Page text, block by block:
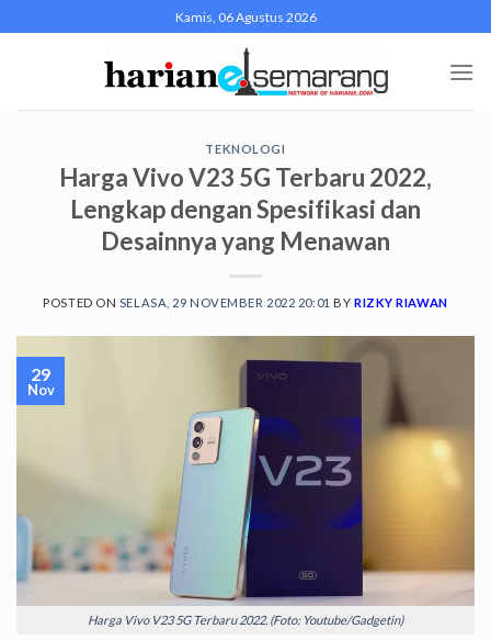
to
Kamis, 06 Agustus 2026
TEKNOLOGI
Harga Vivo V23 5G Terbaru 2022,
Lengkap dengan Spesifikasi dan
Desainnya yang Menawan
POSTED ON SELASA, 29 NOVEMBER 2022 20:01 BY RIZKY RIAWAN
Harga Vivo V23 5G Terbaru 2022. (Foto: Youtube/Gadgetin)
29
Nov